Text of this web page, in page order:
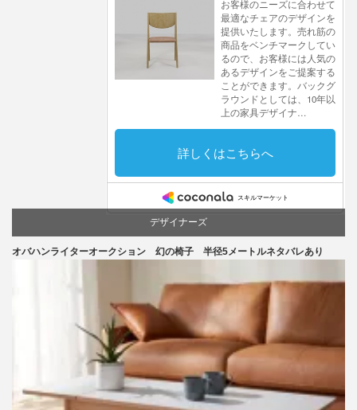
デザイナーズ
家具
椅子
オバハンライターオークション 幻の椅子 半径5メートルネタバレあり